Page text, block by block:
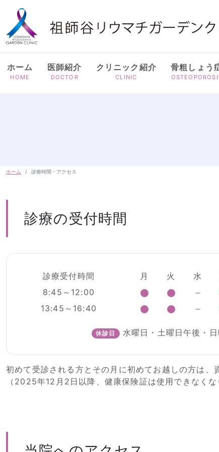
ホーム
HOME
医師紹介
DOCTOR
クリニック紹介
CLINIC
骨粗しょう
ホーム 診療時間・アクセス
診療の受付時間
休診日 水曜日・土曜日午後・日
診療受付時間 月 火 水
8:45～12:00
13:45～16:40
初めて受診される方とその月に初めてお越しの方は、
（2025年12月2日以降、健康保険証は使用できなくな